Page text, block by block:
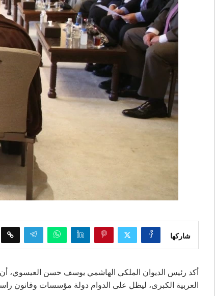
شاركها
أكد رئيس الديوان الملكي الهاشمي يوسف حسن العيسوي، أن
العربية الكبرى، ليظل على الدوام دولة مؤسسات وقانون